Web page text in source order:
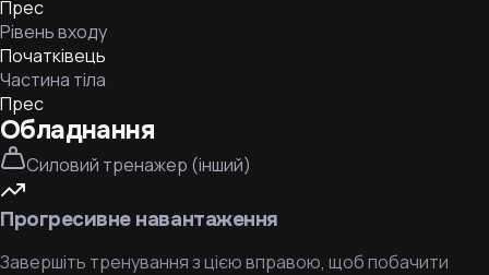
Прес
Рівень входу
Початківець
Частина тіла
Прес
Обладнання
Силовий тренажер (інший)
Прогресивне навантаження
Завершіть тренування з цією вправою, щоб побачити